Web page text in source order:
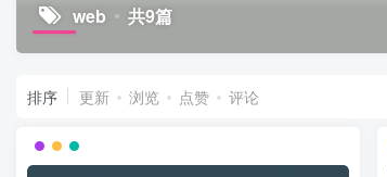
web 共9篇
排序 更新 浏览 点赞 评论